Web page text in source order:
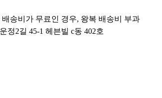
배송비가 무료인 경우, 왕복 배송비 부과
정2길 45-1 헤븐빌 c동 402호